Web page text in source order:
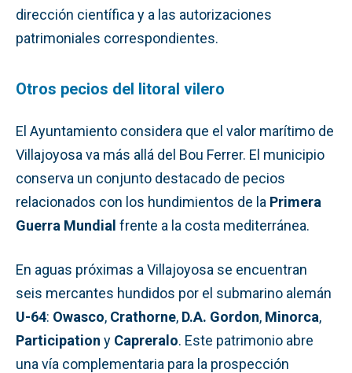
dirección científica y a las autorizaciones
patrimoniales correspondientes.
Otros pecios del litoral vilero
El Ayuntamiento considera que el valor marítimo de
Villajoyosa va más allá del Bou Ferrer. El municipio
conserva un conjunto destacado de pecios
relacionados con los hundimientos de la Primera
Guerra Mundial frente a la costa mediterránea.
En aguas próximas a Villajoyosa se encuentran
seis mercantes hundidos por el submarino alemán
U-64: Owasco, Crathorne, D.A. Gordon, Minorca,
Participation y Capreralo. Este patrimonio abre
una vía complementaria para la prospección